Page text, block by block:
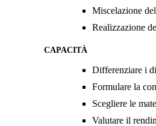
Miscelazione
Realizzazione
CAPACITÀ
Differenziare i
Formulare la
Scegliere le
Valutare il